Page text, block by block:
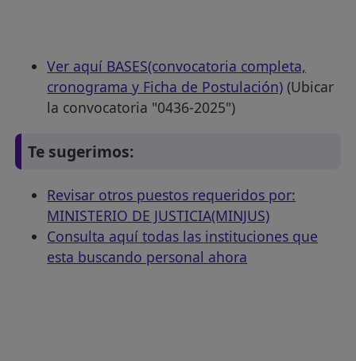
Ver aquí BASES(convocatoria completa,
cronograma y Ficha de Postulación) (Ubicar
la convocatoria "0436-2025")
Te sugerimos:
Revisar otros puestos requeridos por:
MINISTERIO DE JUSTICIA(MINJUS)
Consulta aquí todas las instituciones que
esta buscando personal ahora